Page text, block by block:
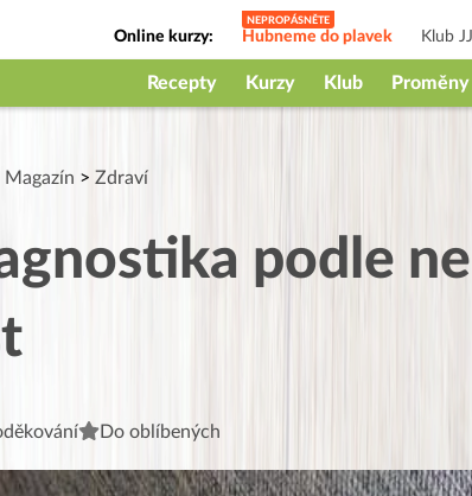
Online kurzy: Hubneme do plavek Klub JJ
Jak na babičky
Recepty Kurzy Klub Proměny
Magazín > Zdraví
podle
Do oblíbených